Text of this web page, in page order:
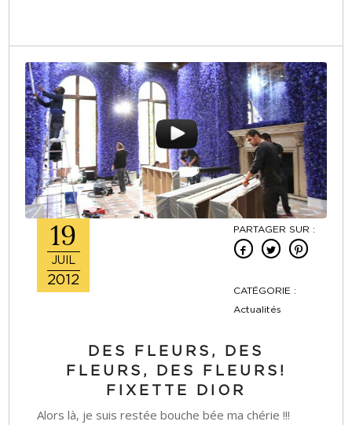
19
JUIL
2012
PARTAGER SUR :
CATÉGORIE :
Actualités
DES FLEURS, DES
FLEURS, DES FLEURS!
FIXETTE DIOR
Alors là, je suis restée bouche bée ma chérie !!!